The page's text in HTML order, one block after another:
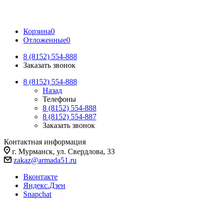
Корзина0
Отложенные0
8 (8152) 554-888
Заказать звонок
8 (8152) 554-888
Назад
Телефоны
8 (8152) 554-888
8 (8152) 554-887
Заказать звонок
Контактная информация
г. Мурманск, ул. Свердлова, 33
zakaz@armada51.ru
Вконтакте
Яндекс.Дзен
Snapchat